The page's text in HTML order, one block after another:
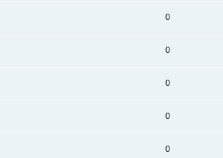
0
0
0
0
0